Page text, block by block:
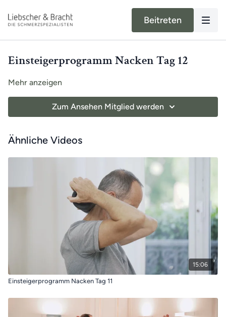
Beitreten
Einsteigerprogramm Nacken Tag 12
Mehr anzeigen
Zum Ansehen Mitglied werden
Ähnliche Videos
15:06
Einsteigerprogramm Nacken Tag 11